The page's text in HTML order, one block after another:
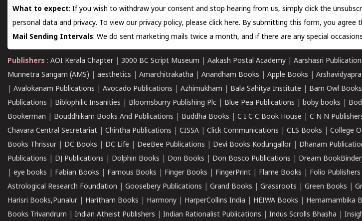
What to expect: If you wish to withdraw your consent and stop hearing from us, simply click the
personal data and privacy. To view our privacy policy, please click here. By submitting this form, you agree
Mail Sending Intervals: We do sent marketing mails twice a month, and if there are any special
Publishers : AOI Kerala Chapter| 3000 BC Script Museum Aakash Postal Academy Aarshasri
Munnetra Sangam (AMS)
aesthetics Amarchitrakatha Anandham Books Apple Books
Avalokanam Publications Avocado Publications Azhimukham Bala Sahitya Institute Barn Owl Books
Publications
Biblophilic Insanities Bloomsburry Publishing Plc Blue Pea Publications boby books
Bookerman
Bouddhikam Books And Publications Buddha Books C I C C Book House C N N
Chavara Central Secretariat
Chintha Publications CISSA Click Communications CLS Books College
Books Thrissur| DC Books DC Life DeeBee Publications Devi Books Kodungallor| Dhanam
Publications
DJ Publications Dolphin Books Don Books Don Bosco Publications Dream
eye books Fabian Books Famous Books Finger Books FingerPrint Flame Books Folio Publishers
Astrological Research Foundation
Goosebery Publications Grand Books Grassroots Green Books
Harisri Books,Punalur| Haritham Books Harmony HarperCollins India HEIWA Books Hemamambika
Books Trivandrum
Indian Atheist Publishers Indian Rationalist Publications Indus Scrolls Bhasha